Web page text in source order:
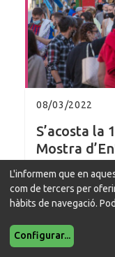
08/03/2022
S’acosta la
Mostra
Ciutadania
L'informem que en
com de tercers per
hàbits de navegació.
Configurar...